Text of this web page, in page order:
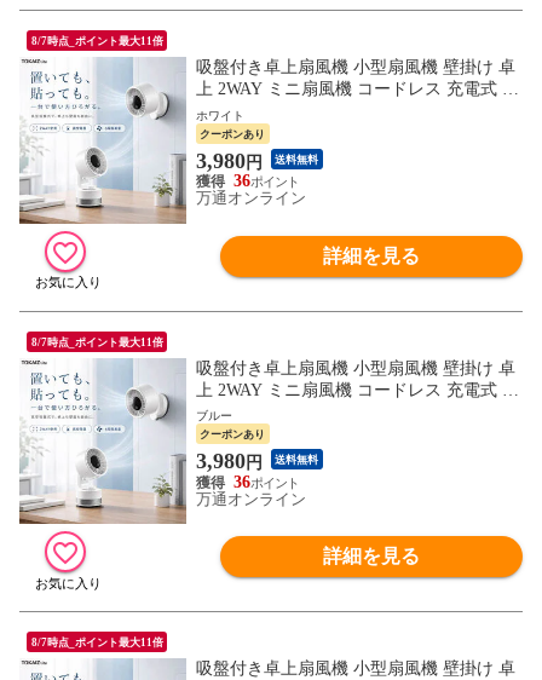
8/7時点_ポイント最大11倍
吸盤付き卓上扇風機 小型扇風機 壁掛け 卓
上 2WAY ミニ扇風機 コードレス 充電式 40
00mAh 6段階風量 首振り 静音 軽量 おしゃ
れ コンパクト デスクファン 洗面所 トイレ
キッチン オフィス 暑さ対策 熱中症対策 T
OKAIZ
ホワイト
クーポンあり
3,980円 送料無料
36
万通オンライン
詳細を見る
8/7時点_ポイント最大11倍
吸盤付き卓上扇風機 小型扇風機 壁掛け 卓
上 2WAY ミニ扇風機 コードレス 充電式 40
00mAh 6段階風量 首振り 静音 軽量 おしゃ
れ コンパクト デスクファン 洗面所 トイレ
キッチン オフィス 暑さ対策 熱中症対策 T
OKAIZ
ブルー
クーポンあり
3,980円 送料無料
36
万通オンライン
詳細を見る
8/7時点_ポイント最大11倍
吸盤付き卓上扇風機 小型扇風機 壁掛け 卓